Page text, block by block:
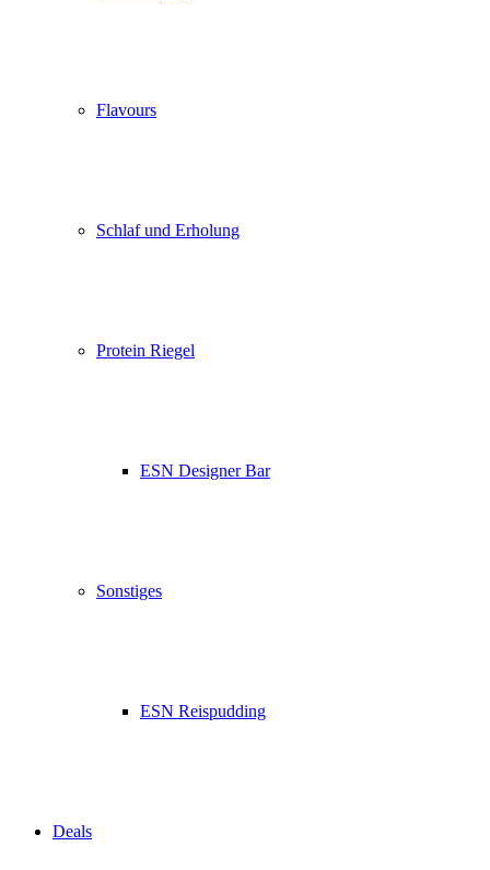
Flavours
Schlaf und Erholung
Protein Riegel
ESN Designer Bar
Sonstiges
ESN Reispudding
Deals